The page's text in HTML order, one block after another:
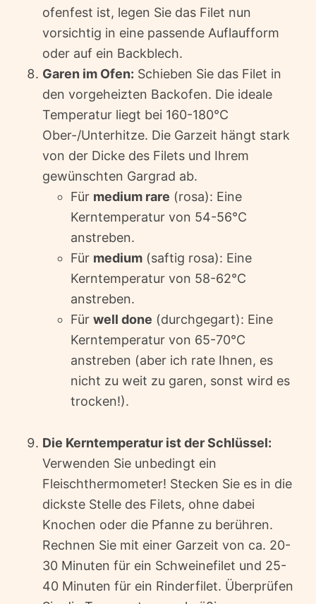
ofenfest ist, legen Sie das Filet nun
vorsichtig in eine passende Auflaufform
oder auf ein Backblech.
Garen im Ofen: Schieben Sie das Filet in
den vorgeheizten Backofen. Die ideale
Temperatur liegt bei 160-180°C
Ober-/Unterhitze. Die Garzeit hängt stark
von der Dicke des Filets und Ihrem
gewünschten Gargrad ab.
Für medium rare (rosa): Eine
Kerntemperatur von 54-56°C
anstreben.
Für medium (saftig rosa): Eine
Kerntemperatur von 58-62°C
anstreben.
Für well done (durchgegart): Eine
Kerntemperatur von 65-70°C
anstreben (aber ich rate Ihnen, es
nicht zu weit zu garen, sonst wird es
trocken!).
Die Kerntemperatur ist der Schlüssel:
Verwenden Sie unbedingt ein
Fleischthermometer! Stecken Sie es in die
dickste Stelle des Filets, ohne dabei
Knochen oder die Pfanne zu berühren.
Rechnen Sie mit einer Garzeit von ca. 20-
30 Minuten für ein Schweinefilet und 25-
40 Minuten für ein Rinderfilet. Überprüfen